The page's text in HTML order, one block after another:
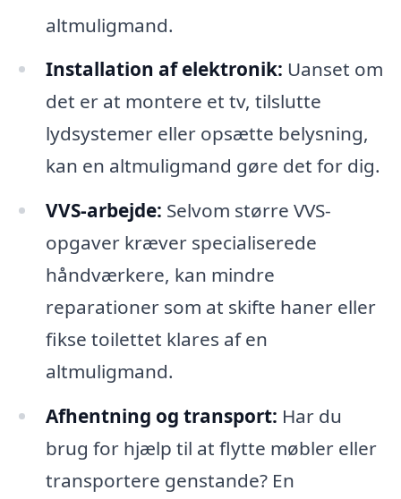
altmuligmand.
Installation af elektronik: Uanset om
det er at montere et tv, tilslutte
lydsystemer eller opsætte belysning,
kan en altmuligmand gøre det for dig.
VVS-arbejde: Selvom større VVS-
opgaver kræver specialiserede
håndværkere, kan mindre
reparationer som at skifte haner eller
fikse toilettet klares af en
altmuligmand.
Afhentning og transport: Har du
brug for hjælp til at flytte møbler eller
transportere genstande? En